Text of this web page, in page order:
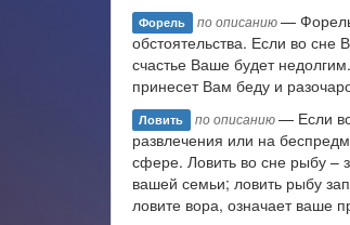
Форель по описанию— Форель
обстоятельства. Если во
счастье Ваше будет
принесет Вам беду и
Ловить по описанию— Если
развлечения или на
сфере. Ловить во сне рыбу –
вашей семьи; ловить рыбу
ловите вора, означает ваше